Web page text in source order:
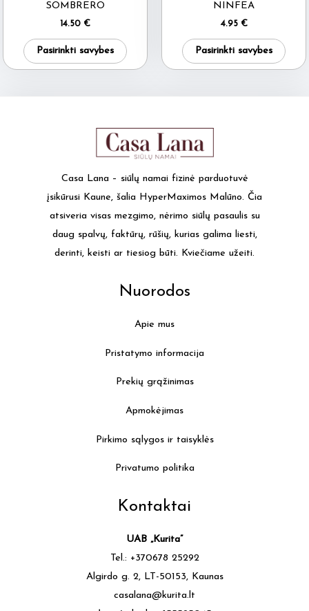
SOMBRERO
14.50 €
Pasirinkti savybes
product
multiple
options
may
be
chosen
on
the
page
NINFEA
4.95 €
Pasirinkti savybes
Casa Lana – siūlų namai fizinė parduotuvė
įsikūrusi Kaune, šalia HyperMaximos Malūno. Čia
atsiveria visas mezgimo, nėrimo siūlų pasaulis su
daug spalvų, faktūrų, rūšių, kurias galima liesti,
derinti, keisti ar tiesiog būti. Kviečiame užeiti.
Nuorodos
Apie mus
Pristatymo informacija
Prekių grąžinimas
Apmokėjimas
Pirkimo sąlygos ir taisyklės
Privatumo politika
Kontaktai
UAB „Kurita”
Tel.: +370678 25292
Algirdo g. 2, LT-50153, Kaunas
casalana@kurita.lt